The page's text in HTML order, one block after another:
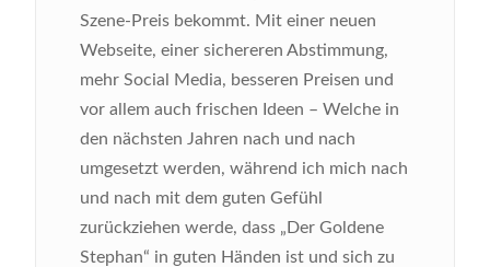
Szene-Preis bekommt. Mit einer neuen
Webseite, einer sichereren Abstimmung,
mehr Social Media, besseren Preisen und
vor allem auch frischen Ideen – Welche in
den nächsten Jahren nach und nach
umgesetzt werden, während ich mich nach
und nach mit dem guten Gefühl
zurückziehen werde, dass „Der Goldene
Stephan“ in guten Händen ist und sich zu